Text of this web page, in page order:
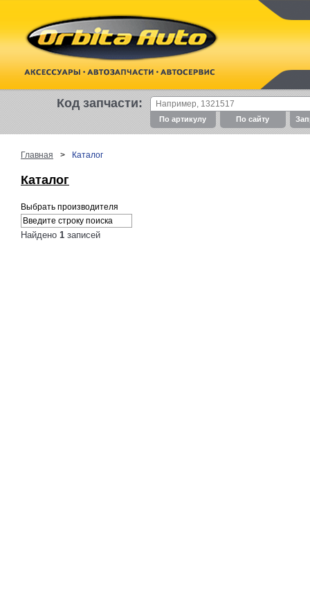
Код запчасти:
По артикулу По cайту
Главная > Каталог
Каталог
Выбрать производителя
Найдено 1 записей